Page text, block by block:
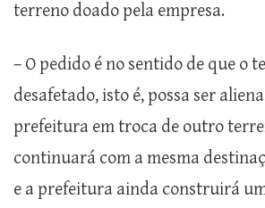
terreno doado pela empresa.
– O pedido é no sentido de que o
desafetado, isto é, possa ser
prefeitura em troca de outro
continuará com a mesma
e a prefeitura ainda construirá